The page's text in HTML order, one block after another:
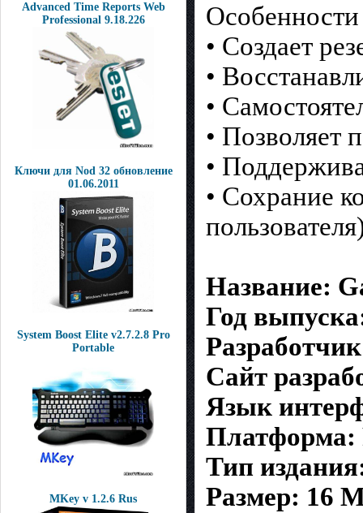
Advanced Time Reports Web
Professional 9.18.226
Ключи для Nod 32 обновление
01.06.2011
System Boost Elite v2.7.2.8 Pro
Portable
MKey v 1.2.6 Rus
Особенности
• Создает
•
•
• Позволяет
•
• Сохрание
Название:
Год
Сайт
Язык
Платформа:
Тип
Размер: 16